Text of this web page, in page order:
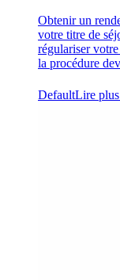
Obtenir un
votre titre de
régulariser
la procédure
DefaultLire plus